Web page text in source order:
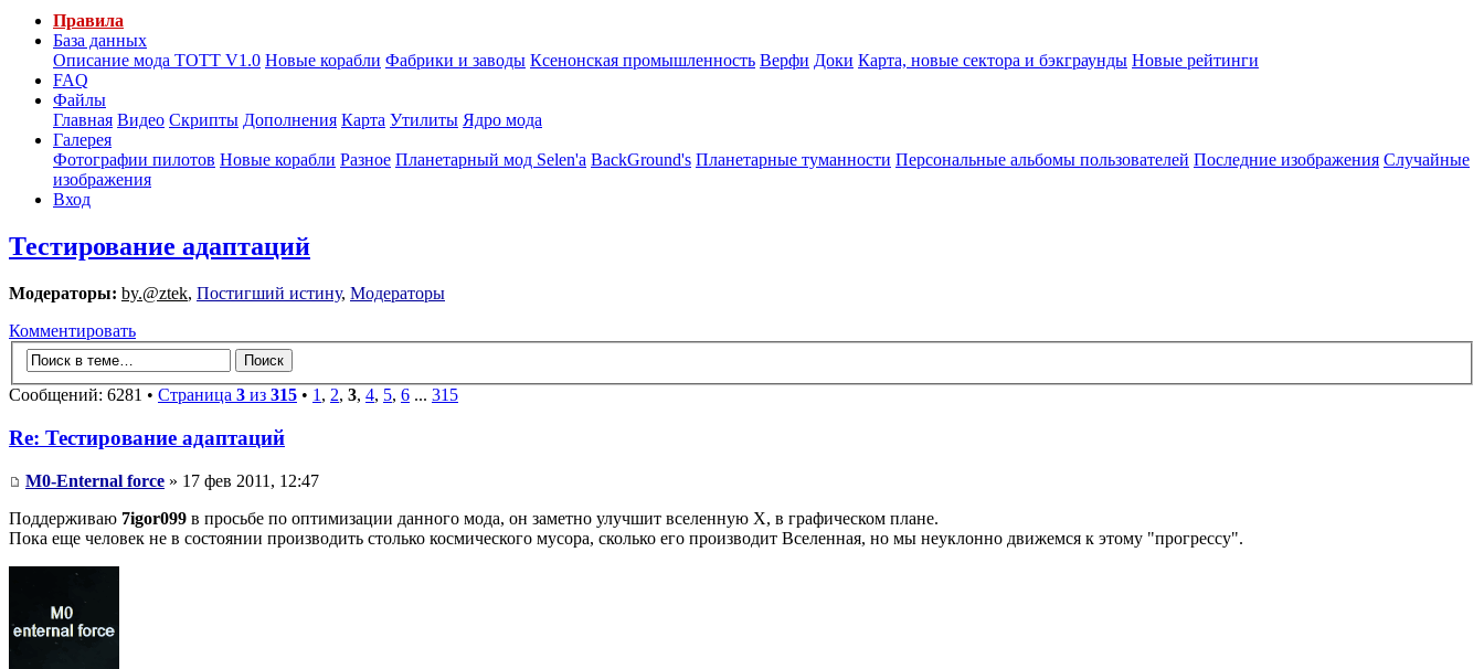
Правила
База данных
Описание мода ТОТТ V1.0 Новые корабли Фабрики и заводы Ксенонская промышленность Верфи Доки Карта, новые сектора и бэкграунды Новые рейтинги
FAQ
Файлы
Главная Видео Скрипты Дополнения Карта Утилиты Ядро мода
Галерея
Фотографии пилотов Новые корабли Разное Планетарный мод Selen'a BackGround's Планетарные туманности Персональные альбомы пользователей Последние изображения Случайные
изображения
Вход
Тестирование адаптаций
Модераторы: by.@ztek, Постигший истину, Модераторы
Комментировать
Сообщений: 6281 • Страница 3 из 315 • 1, 2, 3, 4, 5, 6 ... 315
Re: Тестирование адаптаций
M0-Enternal force » 17 фев 2011, 12:47
Поддерживаю 7igor099 в просьбе по оптимизации данного мода, он заметно улучшит вселенную Х, в графическом плане.
Пока еще человек не в состоянии производить столько космического мусора, сколько его производит Вселенная, но мы неуклонно движемся к этому "прогрессу".